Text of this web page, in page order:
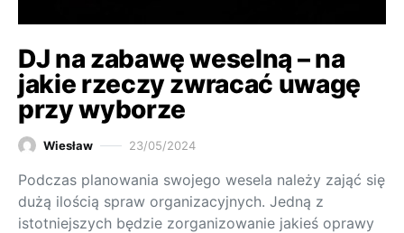
DJ na zabawę weselną – na
jakie rzeczy zwracać uwagę
przy wyborze
Wiesław 23/05/2024
Podczas planowania swojego wesela należy zająć się
dużą ilością spraw organizacyjnych. Jedną z
istotniejszych będzie zorganizowanie jakieś oprawy